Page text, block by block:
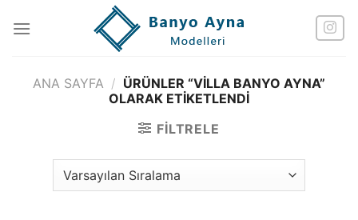
atla
ANA SAYFA / ÜRÜNLER “VILLA BANYO AYNA”
OLARAK ETIKETLENDI
FILTRELE